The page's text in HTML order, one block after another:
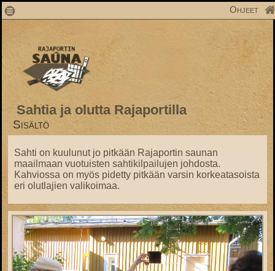
1 Ohjeet
Sahtia ja olutta Rajaportilla
Sisältö
Sahti on kuulunut jo pitkään Rajaportin saunan
maailmaan vuotuisten sahtikilpailujen johdosta.
Kahviossa on myös pidetty pitkään varsin korkeatasoista
eri olutlajien valikoimaa.